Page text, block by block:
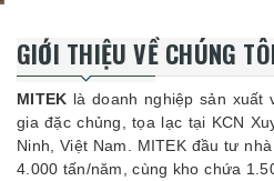
GIỚI THIỆU VỀ CHÚNG
MITEK là doanh nghiệp sản xuất
gia đặc chủng, tọa lạc tại KCN
Ninh, Việt Nam. MITEK đầu tư
4.000 tấn/năm, cùng kho chứa